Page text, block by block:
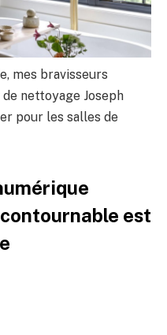
mes bravisseurs
nettoyage Joseph
pour les salles de
est